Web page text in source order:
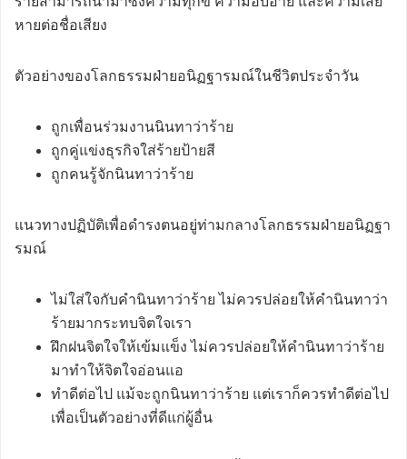
หายต่อชื่อเสียง
ตัวอย่างของโลกธรรมฝ่ายอนิฏฐารมณ์ในชีวิตประจำวัน
ถูกเพื่อนร่วมงานนินทาว่าร้าย
ถูกคู่แข่งธุรกิจใส่ร้ายป้ายสี
ถูกคนรู้จักนินทาว่าร้าย
แนวทางปฏิบัติเพื่อดำรงตนอยู่ท่ามกลางโลกธรรมฝ่ายอนิฏฐา
รมณ์
ไม่ใส่ใจกับคำนินทาว่าร้าย ไม่ควรปล่อยให้คำนินทาว่า
ร้ายมากระทบจิตใจเรา
ฝึกฝนจิตใจให้เข้มแข็ง ไม่ควรปล่อยให้คำนินทาว่าร้าย
มาทำให้จิตใจอ่อนแอ
ทำดีต่อไป แม้จะถูกนินทาว่าร้าย แต่เราก็ควรทำดีต่อไป
เพื่อเป็นตัวอย่างที่ดีแก่ผู้อื่น